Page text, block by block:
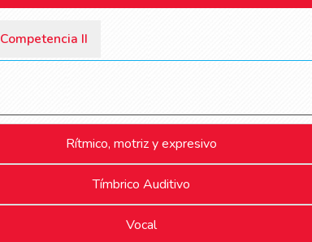
Competencia II
Rítmico, motriz y expresivo
Tímbrico Auditivo
Vocal